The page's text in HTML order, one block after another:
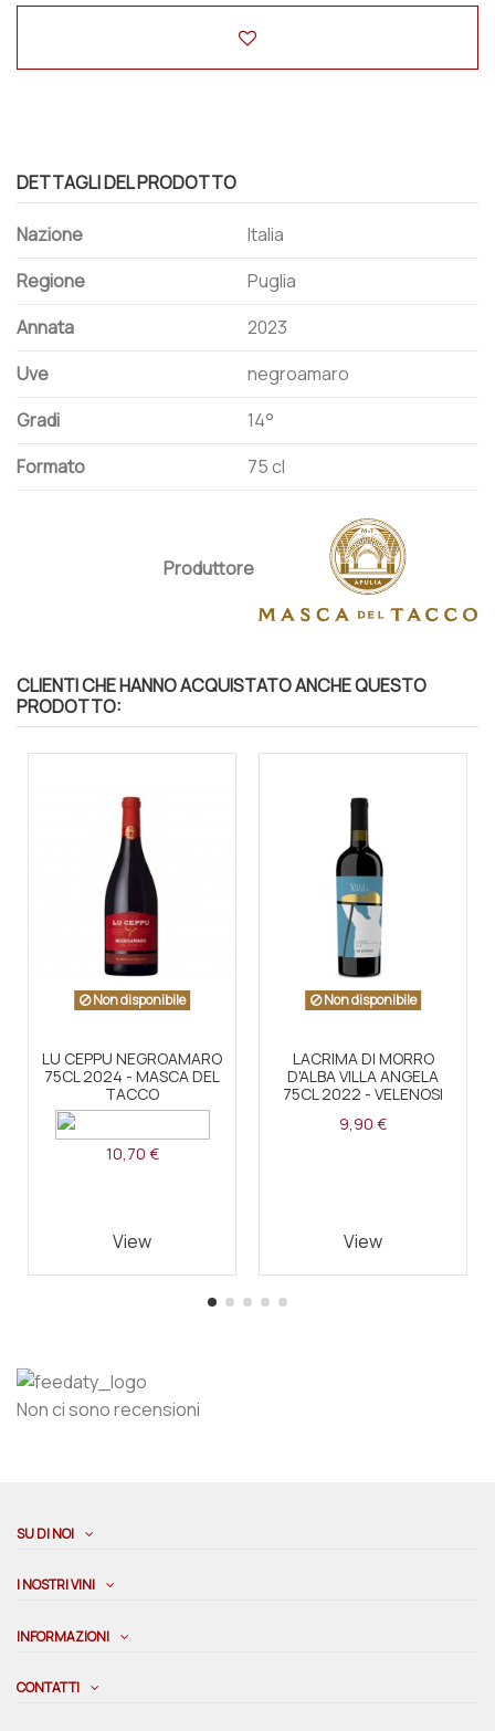
DETTAGLI DEL PRODOTTO
Nazione
Italia
Regione
Puglia
Annata
2023
Uve
negroamaro
Gradi
14°
Formato
75 cl
Produttore
CLIENTI CHE HANNO ACQUISTATO ANCHE QUESTO
PRODOTTO:
Non disponibile
LU CEPPU NEGROAMARO
75CL 2024 - MASCA DEL
TACCO
10,70 €
View
Non disponibile
LACRIMA DI MORRO
D'ALBA VILLA ANGELA
75CL 2022 - VELENOSI
9,90 €
View
Non ci sono recensioni
SU DI NOI
I NOSTRI VINI
INFORMAZIONI
CONTATTI